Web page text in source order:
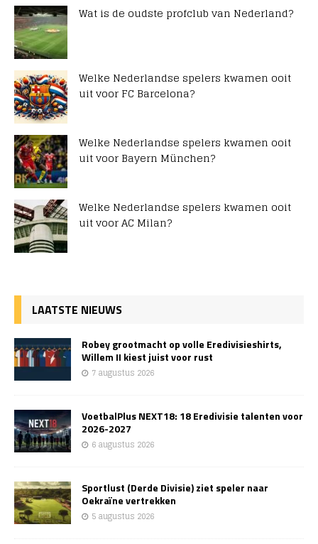
Wat is de oudste profclub van Nederland?
Welke Nederlandse spelers kwamen ooit
uit voor FC Barcelona?
Welke Nederlandse spelers kwamen ooit
uit voor Bayern München?
Welke Nederlandse spelers kwamen ooit
uit voor AC Milan?
LAATSTE NIEUWS
Robey grootmacht op volle Eredivisieshirts,
Willem II kiest juist voor rust
7 augustus 2026
VoetbalPlus NEXT18: 18 Eredivisie talenten voor
2026-2027
6 augustus 2026
Sportlust (Derde Divisie) ziet speler naar
Oekraïne vertrekken
5 augustus 2026